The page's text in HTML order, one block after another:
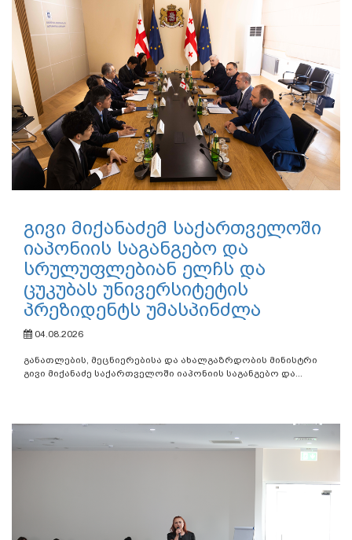
გივი მიქანაძემ საქართველოში
იაპონიის საგანგებო და
სრულუფლებიან ელჩს და
ცუკუბას უნივერსიტეტის
პრეზიდენტს უმასპინძლა
04.08.2026
განათლების, მეცნიერებისა და ახალგაზრდობის მინისტრი
გივი მიქანაძე საქართველოში იაპონიის საგანგებო და...